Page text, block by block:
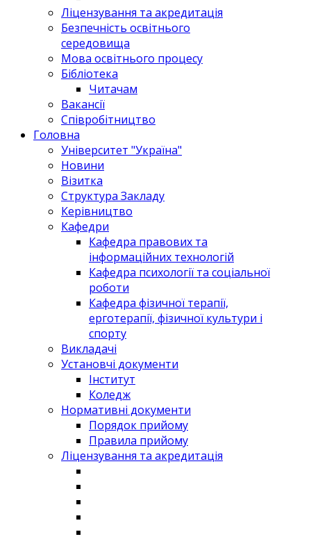
Ліцензування та акредитація
Безпечність освітнього
середовища
Мова освітнього процесу
Бібліотека
Читачам
Вакансії
Співробітництво
Головна
Університет "Україна"
Новини
Візитка
Структура Закладу
Керівництво
Кафедри
Кафедра правових та
інформаційних технологій
Кафедра психології та соціальної
роботи
Кафедра фізичної терапії,
ерготерапії, фізичної культури і
спорту
Викладачі
Установчі документи
Інститут
Коледж
Нормативні документи
Порядок прийому
Правила прийому
Ліцензування та акредитація